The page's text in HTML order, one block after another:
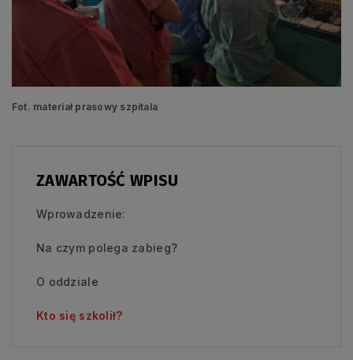
Fot. materiał prasowy szpitala
ZAWARTOŚĆ WPISU
Wprowadzenie:
Na czym polega zabieg?
O oddziale
Kto się szkolił?